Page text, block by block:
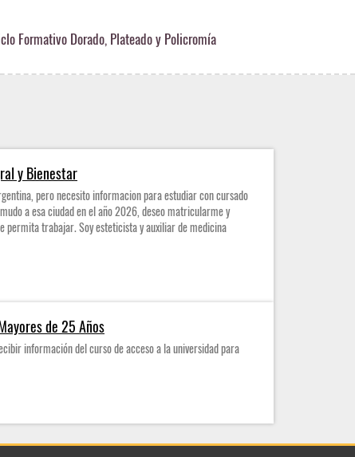
Formativo Dorado, Plateado y Policromía
y Bienestar
pero necesito informacion para estudiar con cursado
a esa ciudad en el año 2026, deseo matricularme y
permita trabajar. Soy esteticista y auxiliar de medicina
de 25 Años
información del curso de acceso a la universidad para